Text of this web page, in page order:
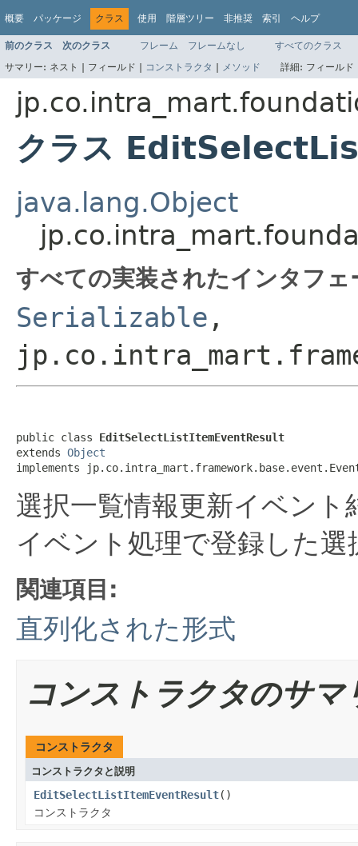
概要 パッケージ クラス 使用 階層ツリー 非推奨 索引 ヘルプ
前のクラス 次のクラス フレーム フレームなし
すべてのクラス
サマリー: ネスト | フィールド | コンストラクタ | メソッド 詳細: フィール
クラス
java.lang.Object
すべての実装されたインタフ
Serializable ,
public class EditSelectListItemEventResult
extends Object
implements
選択一覧情報更新イベント
イベント処理で登録した
関連項目:
直列化された形式
コンストラクタのサマ
コンストラクタ
コンストラクタと説明
EditSelectListItemEventResult()
コンストラクタ